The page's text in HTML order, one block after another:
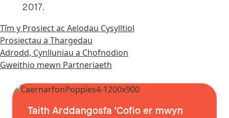
2017.
Tîm y Prosiect ac Aelodau Cysylltiol
Prosiectau a Thargedau
Adrodd, Cynlluniau a Chofnodion
Gweithio mewn Partneriaeth
Taith Arddangosfa 'Cofio er mwyn